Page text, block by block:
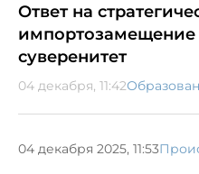
Ответ на
импортозамещение
суверенитет
04 декабря, 11:42
04 декабря 2025, 11:53